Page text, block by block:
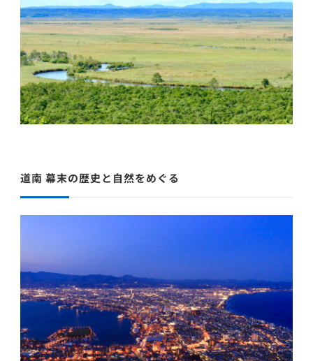
道南 幕末の歴史と自然をめぐる